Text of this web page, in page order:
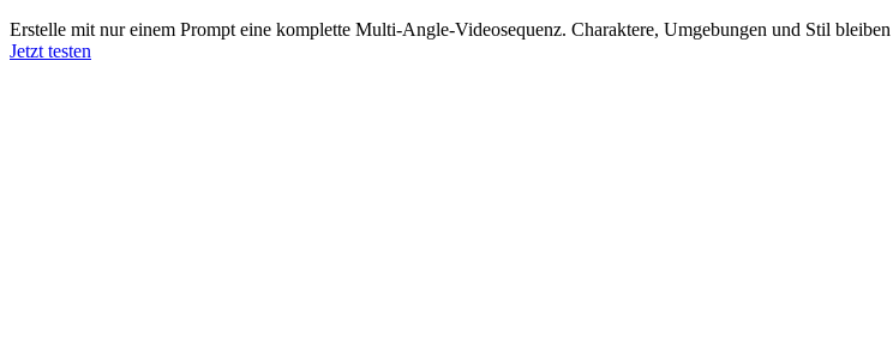
Erstelle mit nur einem Prompt eine komplette Multi-Angle-Videosequenz. Charaktere, Umgebungen und Stil
Jetzt testen